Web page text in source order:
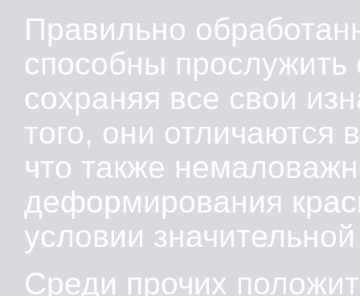
Правильно
способны прослужить
сохраняя все свои
того, они отличаются
что также
деформирования
условии значительной
Среди прочих